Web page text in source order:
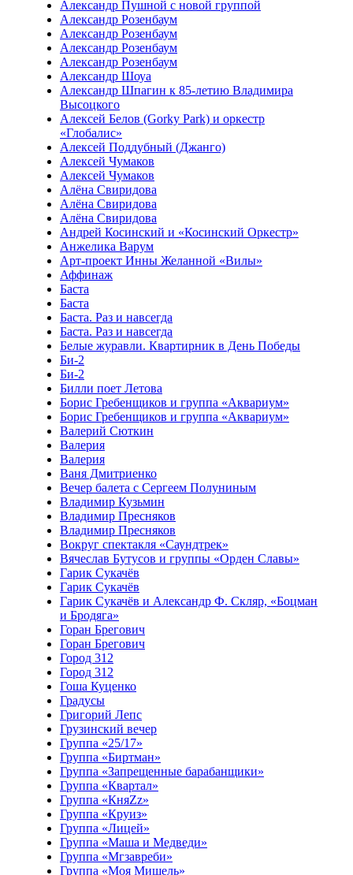
Александр Пушной с новой группой
Александр Розенбаум
Александр Розенбаум
Александр Розенбаум
Александр Розенбаум
Александр Шоуа
Александр Шпагин к 85-летию Владимира
Высоцкого
Алексей Белов (Gorky Park) и оркестр
«Глобалис»
Алексей Поддубный (Джанго)
Алексей Чумаков
Алексей Чумаков
Алёна Свиридова
Алёна Свиридова
Алёна Свиридова
Андрей Косинский и «Косинский Оркестр»
Анжелика Варум
Арт-проект Инны Желанной «Вилы»
Аффинаж
Баста
Баста
Баста. Раз и навсегда
Баста. Раз и навсегда
Белые журавли. Квартирник в День Победы
Би-2
Би-2
Билли поет Летова
Борис Гребенщиков и группа «Аквариум»
Борис Гребенщиков и группа «Аквариум»
Валерий Сюткин
Валерия
Валерия
Ваня Дмитриенко
Вечер балета с Сергеем Полуниным
Владимир Кузьмин
Владимир Пресняков
Владимир Пресняков
Вокруг спектакля «Саундтрек»
Вячеслав Бутусов и группы «Орден Славы»
Гарик Сукачёв
Гарик Сукачёв
Гарик Сукачёв и Александр Ф. Скляр, «Боцман
и Бродяга»
Горан Брегович
Горан Брегович
Город 312
Город 312
Гоша Куценко
Градусы
Григорий Лепс
Грузинский вечер
Группа «25/17»
Группа «Биртман»
Группа «Запрещенные барабанщики»
Группа «Квартал»
Группа «КняZz»
Группа «Круиз»
Группа «Лицей»
Группа «Маша и Медведи»
Группа «Мгзавреби»
Группа «Моя Мишель»